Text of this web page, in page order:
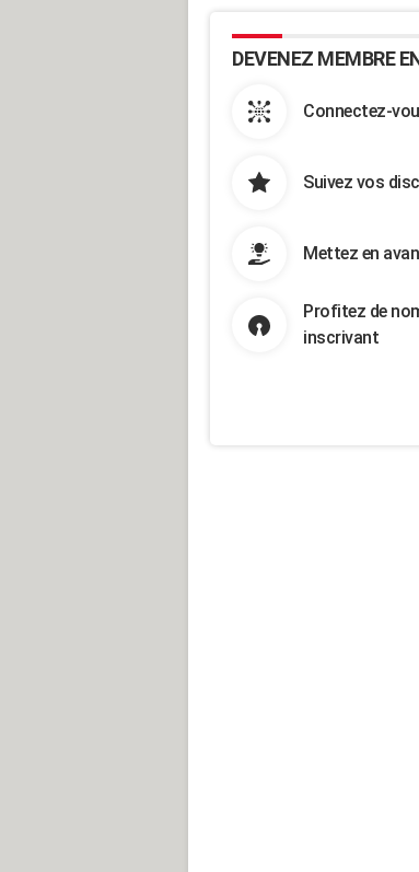
DEVENEZ MEMBRE
Connectez-
Suivez vos
Mettez en
Profitez de
inscrivant